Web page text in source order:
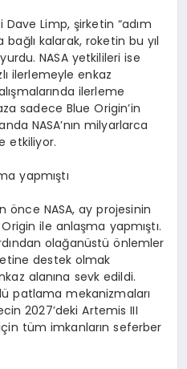
Limp, şirketin “adım
kalarak, roketin bu yıl
NASA yetkilileri ise
ilerlemeyle enkaz
ilerleme
sadece Blue Origin’in
NASA’nın milyarlarca
etkiliyor.
yapmıştı
NASA, ay projesinin
ile anlaşma yapmıştı.
olağanüstü önlemler
destek olmak
alanına sevk edildi.
patlama mekanizmaları
2027’deki Artemis III
tüm imkanların seferber